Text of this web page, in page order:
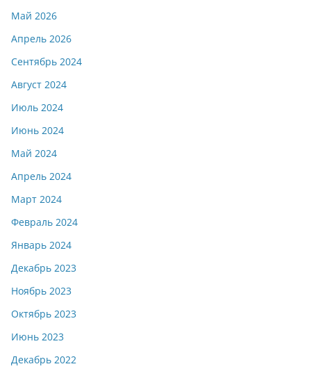
Май 2026
Апрель 2026
Сентябрь 2024
Август 2024
Июль 2024
Июнь 2024
Май 2024
Апрель 2024
Март 2024
Февраль 2024
Январь 2024
Декабрь 2023
Ноябрь 2023
Октябрь 2023
Июнь 2023
Декабрь 2022